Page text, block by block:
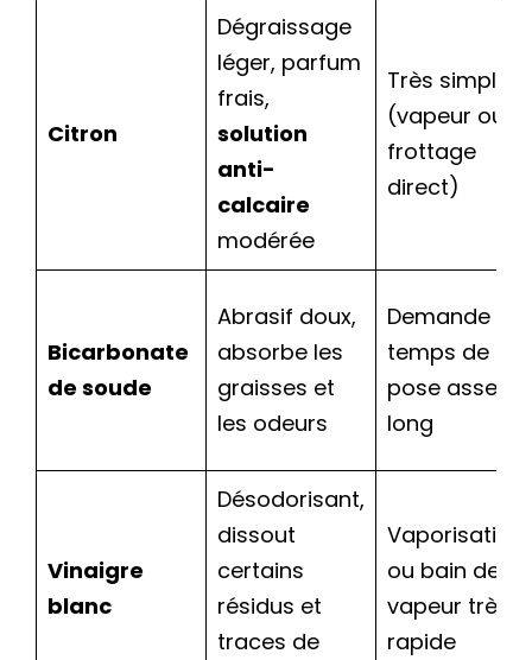
Citron
Dégraissage
léger, parfum
frais,
solution
anti-
calcaire
modérée
Très simple
(vapeur ou
frottage
direct)
Bicarbonate
de soude
Abrasif doux,
absorbe les
graisses et
les odeurs
Demande un
temps de
pose assez
long
Vinaigre
blanc
Désodorisant,
dissout
certains
résidus et
traces de
Vaporisation
ou bain de
vapeur très
rapide